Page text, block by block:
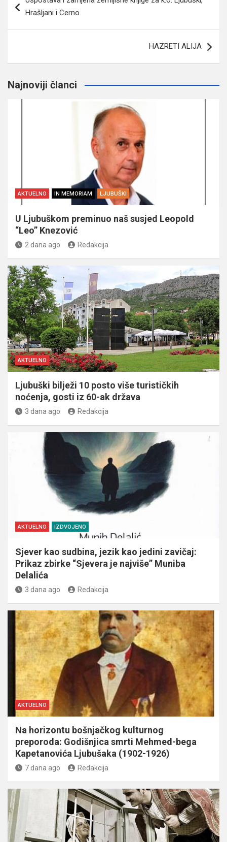
članaka
Hrašljani i Cerno
HAZRETI ALIJA
Najnoviji članci
AKTUELNO IN MEMORIAM LJUBUŠKI
U Ljubuškom preminuo naš susjed Leopold
“Leo” Knezović
2 dana ago Redakcija
AKTUELNO
Ljubuški bilježi 10 posto više turističkih
noćenja, gosti iz 60-ak država
3 dana ago Redakcija
AKTUELNO IZDVOJENO
Sjever kao sudbina, jezik kao jedini zavičaj:
Prikaz zbirke “Sjevera je najviše” Muniba
Delalića
3 dana ago Redakcija
AKTUELNO
Na horizontu bošnjačkog kulturnog
preporoda: Godišnjica smrti Mehmed-bega
Kapetanovića Ljubušaka (1902-1926)
7 dana ago Redakcija